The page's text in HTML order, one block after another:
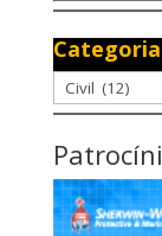
Categorias